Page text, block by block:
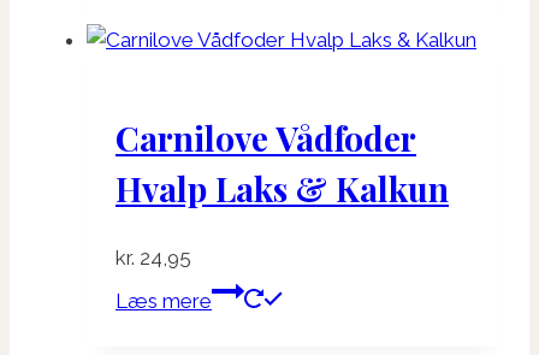
Carnilove Vådfoder
Hvalp Laks & Kalkun
kr. 24,95
Læs mere